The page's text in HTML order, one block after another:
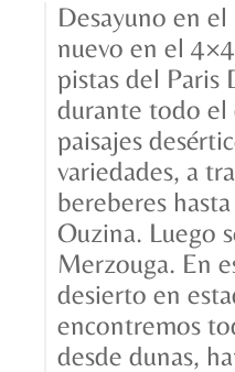
Desayuno en
nuevo en el
pistas del Paris
durante todo el
paisajes
variedades, a
bereberes
Ouzina. Luego
Merzouga. En
desierto en
encontremos
desde dunas,